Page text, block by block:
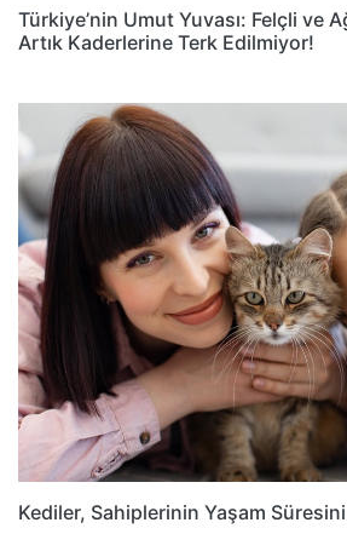
Türkiye’nin Umut Yuvası: Felçli ve
Artık Kaderlerine Terk Edilmiyor!
Kediler, Sahiplerinin Yaşam